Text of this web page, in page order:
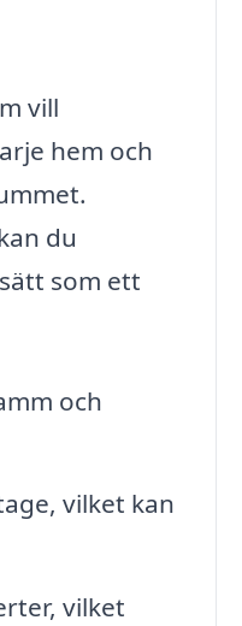
vill
hem och
du
som ett
och
vilket kan
vilket